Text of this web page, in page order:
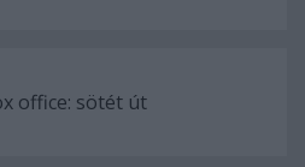
office: sötét út